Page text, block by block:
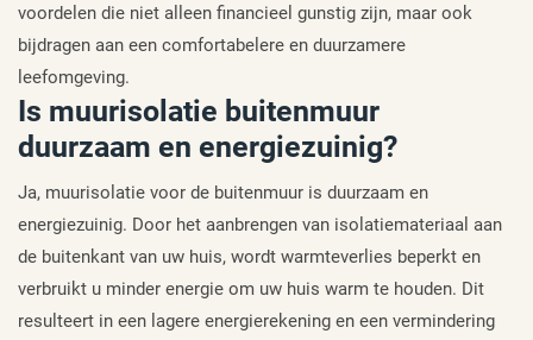
voordelen die niet alleen financieel gunstig zijn, maar ook
bijdragen aan een comfortabelere en duurzamere
leefomgeving.
Is muurisolatie buitenmuur
duurzaam en energiezuinig?
Ja, muurisolatie voor de buitenmuur is duurzaam en
energiezuinig. Door het aanbrengen van isolatiemateriaal aan
de buitenkant van uw huis, wordt warmteverlies beperkt en
verbruikt u minder energie om uw huis warm te houden. Dit
resulteert in een lagere energierekening en een vermindering